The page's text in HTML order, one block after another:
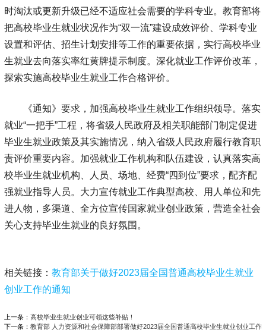
时淘汰或更新升级已经不适应社会需要的学科专业。教育部将
把高校毕业生就业状况作为“双一流”建设成效评价、学科专业
设置和评估、招生计划安排等工作的重要依据，实行高校毕业
生就业去向落实率红黄牌提示制度。深化就业工作评价改革，
探索实施高校毕业生就业工作合格评价。
《通知》要求，加强高校毕业生就业工作组织领导。落实
就业“一把手”工程，将省级人民政府及相关职能部门制定促进
毕业生就业政策及其实施情况，纳入省级人民政府履行教育职
责评价重要内容。加强就业工作机构和队伍建设，认真落实高
校毕业生就业机构、人员、场地、经费“四到位”要求，配齐配
强就业指导人员。大力宣传就业工作典型高校、用人单位和先
进人物，多渠道、全方位宣传国家就业创业政策，营造全社会
关心支持毕业生就业的良好氛围。
相关链接： 教育部关于做好2023届全国普通高校毕业生就业
创业工作的通知
上一条： 高校毕业生就业创业可领这些补贴！
下一条： 教育部 人力资源和社会保障部部署做好2023届全国普通高校毕业生就业创业工作